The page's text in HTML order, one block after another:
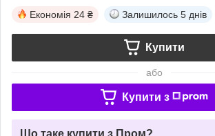
Економія 24 ₴ Залишилось 5 днів
Купити
або
Купити з
Що таке купити з Пром?